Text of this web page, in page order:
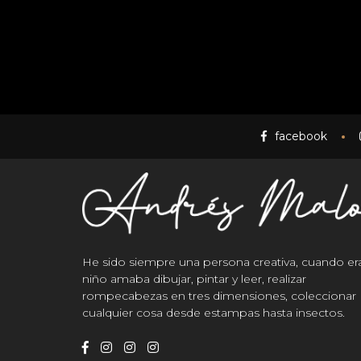
facebook
He sido siempre una persona creativa, cuando
niño amaba dibujar, pintar y leer, realizar
rompecabezas en tres dimensiones, coleccionar
cualquier cosa desde estampas hasta insectos.